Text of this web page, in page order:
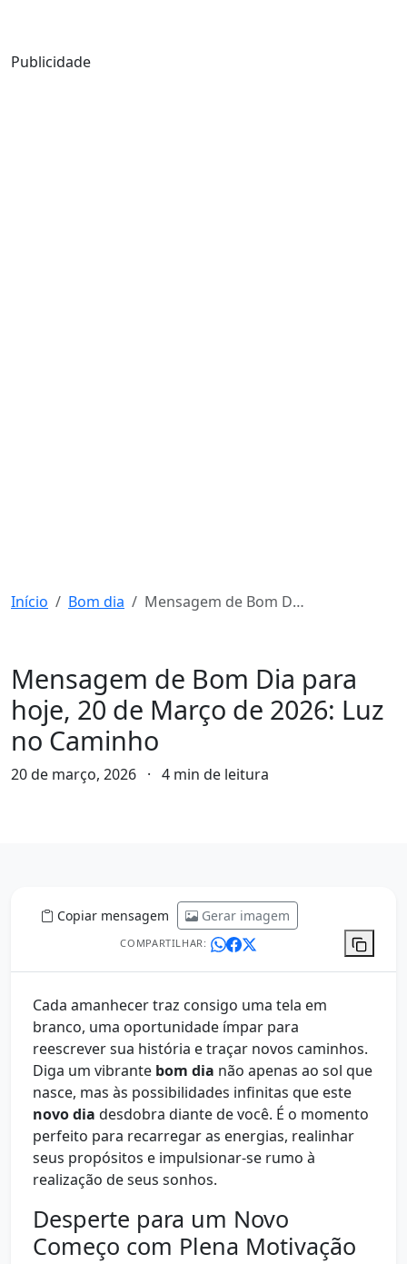
Publicidade
Início Bom dia Mensagem de Bom Dia para hoje, 20 de Março de 2026: Luz no Caminho
Mensagem de Bom Dia para
hoje, 20 de Março de 2026: Luz
no Caminho
20 de março, 2026 · 4 min de leitura
Copiar mensagem Gerar imagem
COMPARTILHAR:
Cada amanhecer traz consigo uma tela em
branco, uma oportunidade ímpar para
reescrever sua história e traçar novos caminhos.
Diga um vibrante bom dia não apenas ao sol que
nasce, mas às possibilidades infinitas que este
novo dia desdobra diante de você. É o momento
perfeito para recarregar as energias, realinhar
seus propósitos e impulsionar-se rumo à
realização de seus sonhos.
Desperte para um Novo
Começo com Plena Motivação